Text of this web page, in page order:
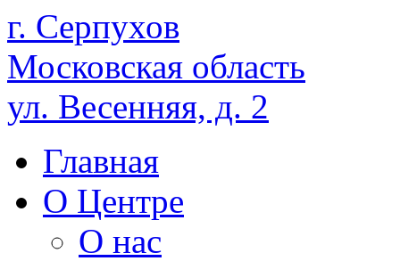
г. Серпухов
Московская область
ул. Весенняя, д. 2
Главная
О Центре
О нас